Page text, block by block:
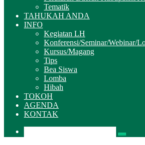
Tematik
TAHUKAH ANDA
INFO
Kegiatan LH
Konferensi/Seminar/Webinar/
Kursus/Magang
Tips
Bea Siswa
Lomba
Hibah
TOKOH
AGENDA
KONTAK